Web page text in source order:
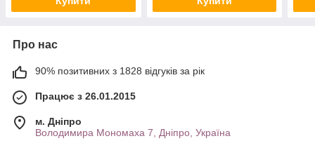
Про нас
90% позитивних з 1828 відгуків за рік
Працює з 26.01.2015
м. Дніпро
Володимира Мономаха 7, Дніпро, Україна